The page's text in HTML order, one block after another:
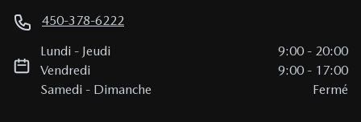
450-378-6222
Lundi - Jeudi 9:00 - 20:00
Vendredi
9:00 - 17:00
Samedi - Dimanche Fermé